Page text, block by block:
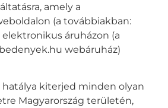
amely a
(a továbbiakban:
áruházon (a
webáruház)
hatálya kiterjed minden olyan
Magyarország területén,